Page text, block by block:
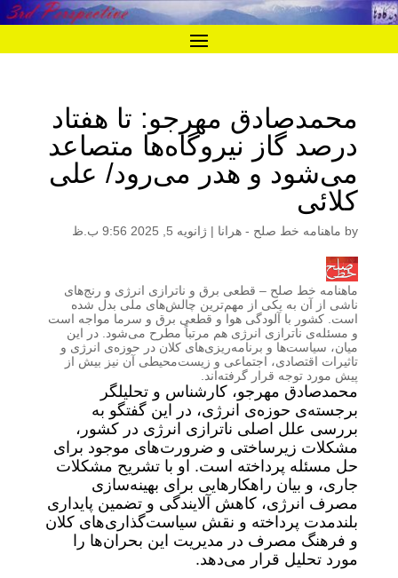
محمدصادق مهرجو: تا هفتاد
درصد گاز نیروگاه‌ها متصاعد
می‌شود و هدر می‌رود/ علی
کلائی
by ماهنامه خط صلح - هرانا | ژانویه 5, 2025 9:56 ب.ظ
ماهنامه خط صلح – قطعی برق و ناترازی انرژی و رنج‌های
ناشی از آن به یکی از مهم‌ترین چالش‌های ملی بدل شده
است. کشور با آلودگی هوا و قطعی برق و سرما مواجه است
و مسئله‌ی ناترازی انرژی هم مرتباً مطرح می‌شود. در این
میان، سیاست‌ها و برنامه‌ریزی‌های کلان در حوزه‌ی انرژی و
تاثیرات اقتصادی، اجتماعی و زیست‌محیطی آن نیز بیش از
پیش مورد توجه قرار گرفته‌اند.
محمدصادق مهرجو، کارشناس و تحلیلگر
برجسته‌ی حوزه‌ی انرژی، در این گفتگو به
بررسی علل اصلی ناترازی انرژی در کشور،
مشکلات زیرساختی و ضرورت‌های موجود برای
حل مسئله پرداخته است. او با تشریح مشکلات
جاری، و بیان راهکارهایی برای بهینه‌سازی
مصرف انرژی، کاهش آلایندگی و تضمین پایداری
بلندمدت پرداخته و نقش سیاست‌گذاری‌های کلان
و فرهنگ مصرف در مدیریت این بحران‌ها را
مورد تحلیل قرار می‌دهد.